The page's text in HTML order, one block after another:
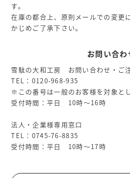
す。
在庫の都合上、原則メールでの変更
かじめご了承下さい。
お問い合わ
雪駄の大和工房 お問い合わせ・ご
TEL：0120-968-935
※この番号は一般のお客様を対象と
受付時間：平日 10時～16時
法人・企業様専用窓口
TEL：0745-76-8835
受付時間：平日 10時～17時